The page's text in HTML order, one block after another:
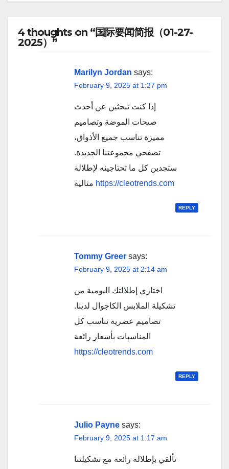
4 thoughts on “国际要闻简报（01-27-
2025）”
Marilyn Jordan says:
February 9, 2025 at 1:27 pm
إذا كنت تبحثين عن أحدث
صيحات الموضة وتصاميم
مميزة تناسب جميع الأذواق،
تصفحي مجموعتنا الجديدة.
ستجدين كل ما تحتاجينه لإطلالة
https://cleotrends.com
REPLY
Tommy Greer says:
February 9, 2025 at 2:14 am
اختاري إطلالتك اليومية من
تشكيلة الملابس الكاجوال لدينا.
تصاميم عصرية تناسب كل
المناسبات بأسعار رائعة
https://cleotrends.com
REPLY
Julio Payne says:
February 9, 2025 at 1:17 am
تألقي بإطلالة رائعة مع تشكيلتنا